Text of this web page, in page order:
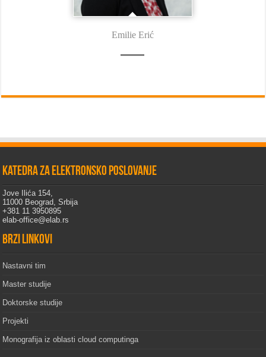
Emilie Erić
Katedra za elektronsko poslovanje
Jove Ilića 154,
11000 Beograd, Srbija
+381 11 3950895
elab-office@elab.rs
Brzi linkovi
Nastavni tim
Master studije
Doktorske studije
Projekti
Monografija iz oblasti cloud computinga